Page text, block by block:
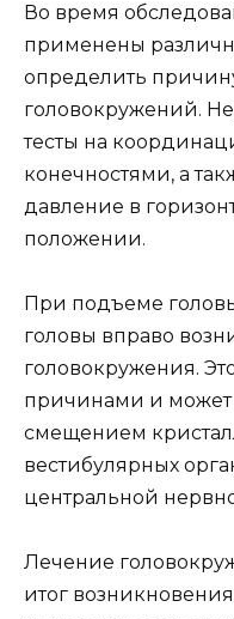
Во время
применены
определить
головокружений.
тесты на
конечностями, а
давление в
положении.
При подъеме
головы вправо
головокружения.
причинами и может
смещением
вестибулярных
центральной
Лечение
итог